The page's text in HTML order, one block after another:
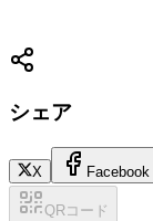
シェア
X Facebook
QRコード